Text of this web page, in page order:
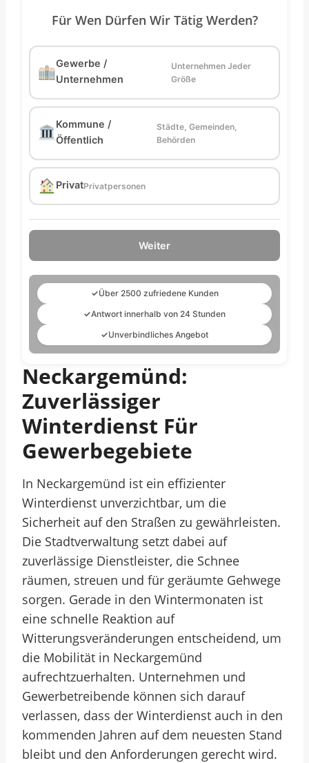
Für Wen Dürfen Wir Tätig Werden?
Gewerbe /
Unternehmen
Unternehmen Jeder
Größe
Kommune /
Öffentlich
Städte, Gemeinden,
Behörden
PrivatPrivatpersonen
Weiter
✓Über 2500 zufriedene Kunden
✓Antwort innerhalb von 24 Stunden
✓Unverbindliches Angebot
Neckargemünd:
Zuverlässiger
Winterdienst Für
Gewerbegebiete
In Neckargemünd ist ein effizienter
Winterdienst unverzichtbar, um die
Sicherheit auf den Straßen zu gewährleisten.
Die Stadtverwaltung setzt dabei auf
zuverlässige Dienstleister, die Schnee
räumen, streuen und für geräumte Gehwege
sorgen. Gerade in den Wintermonaten ist
eine schnelle Reaktion auf
Witterungsveränderungen entscheidend, um
die Mobilität in Neckargemünd
aufrechtzuerhalten. Unternehmen und
Gewerbetreibende können sich darauf
verlassen, dass der Winterdienst auch in den
kommenden Jahren auf dem neuesten Stand
bleibt und den Anforderungen gerecht wird.